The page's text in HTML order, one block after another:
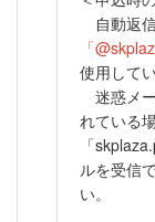
自動返信
「
使用してい
迷惑メ
れている
「
ルを受信
い。